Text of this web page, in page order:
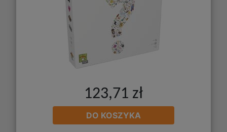
123,71 zł
DO KOSZYKA